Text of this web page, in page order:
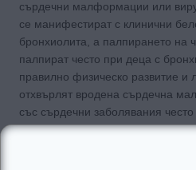
сърдечни малформации или
се манифестират с клинични
бронхиолита, а палпирането на
палпират често при деца с
правилно физическо развитие и
отхвърлят вродена сърдечна
със сърдечни заболявания
недостатъчност в хода на